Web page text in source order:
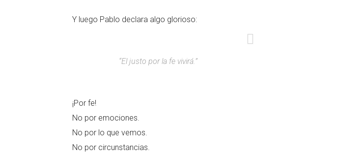
Y luego Pablo declara algo glorioso:
“El justo por la fe vivirá.”
¡Por fe!
No por emociones.
No por lo que vemos.
No por circunstancias.